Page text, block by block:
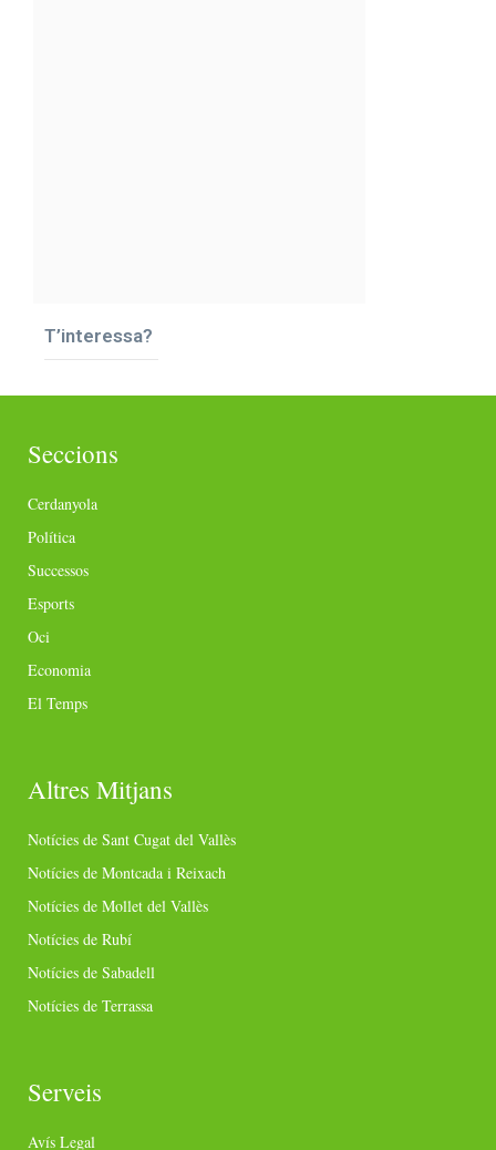
T’interessa?
Seccions
Cerdanyola
Política
Successos
Esports
Oci
Economia
El Temps
Altres Mitjans
Notícies de Sant Cugat del Vallès
Notícies de Montcada i Reixach
Notícies de Mollet del Vallès
Notícies de Rubí
Notícies de Sabadell
Notícies de Terrassa
Serveis
Avís Legal